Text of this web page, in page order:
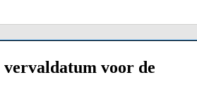
voor de